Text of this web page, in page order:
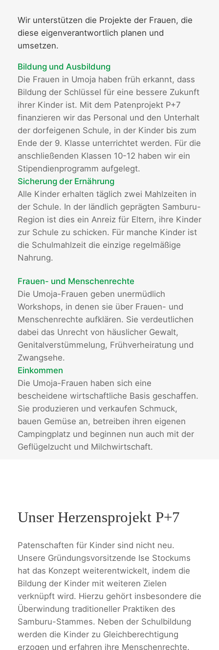
Wir unterstützen die Projekte der Frauen, die
diese eigenverantwortlich planen und
umsetzen.
Bildung und Ausbildung
Die Frauen in Umoja haben früh erkannt, dass
Bildung der Schlüssel für eine bessere Zukunft
ihrer Kinder ist. Mit dem Patenprojekt P+7
finanzieren wir das Personal und den Unterhalt
der dorfeigenen Schule, in der Kinder bis zum
Ende der 9. Klasse unterrichtet werden. Für die
anschließenden Klassen 10-12 haben wir ein
Stipendienprogramm aufgelegt.
Sicherung der Ernährung
Alle Kinder erhalten täglich zwei Mahlzeiten in
der Schule. In der ländlich geprägten Samburu-
Region ist dies ein Anreiz für Eltern, ihre Kinder
zur Schule zu schicken. Für manche Kinder ist
die Schulmahlzeit die einzige regelmäßige
Nahrung.
Frauen- und Menschenrechte
Die Umoja-Frauen geben unermüdlich
Workshops, in denen sie über Frauen- und
Menschenrechte aufklären. Sie verdeutlichen
dabei das Unrecht von häuslicher Gewalt,
Genitalverstümmelung, Frühverheiratung und
Zwangsehe.
Einkommen
Die Umoja-Frauen haben sich eine
bescheidene wirtschaftliche Basis geschaffen.
Sie produzieren und verkaufen Schmuck,
bauen Gemüse an, betreiben ihren eigenen
Campingplatz und beginnen nun auch mit der
Geflügelzucht und Milchwirtschaft.
Unser Herzensprojekt P+7
Patenschaften für Kinder sind nicht neu.
Unsere Gründungsvorsitzende Ise Stockums
hat das Konzept weiterentwickelt, indem die
Bildung der Kinder mit weiteren Zielen
verknüpft wird. Hierzu gehört insbesondere die
Überwindung traditioneller Praktiken des
Samburu-Stammes. Neben der Schulbildung
werden die Kinder zu Gleichberechtigung
erzogen und erfahren ihre Menschenrechte.